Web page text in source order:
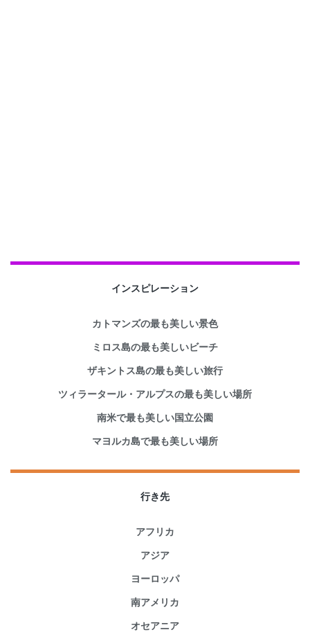
インスピレーション
カトマンズの最も美しい景色
ミロス島の最も美しいビーチ
ザキントス島の最も美しい旅行
ツィラータール・アルプスの最も美しい場所
南米で最も美しい国立公園
マヨルカ島で最も美しい場所
行き先
アフリカ
アジア
ヨーロッパ
南アメリカ
オセアニア